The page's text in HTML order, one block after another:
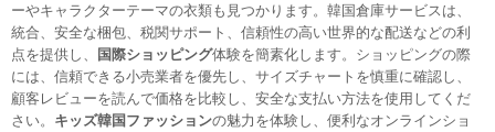
ーやキャラクターテーマの衣類も見つかります。韓国倉庫サービスは、
統合、安全な梱包、税関サポート、信頼性の高い世界的な配送などの利
点を提供し、
国際ショッピング体験を簡素化します。ショッピングの際
には、信頼できる小売業者を優先し、サイズチャートを慎重に確認し、
顧客レビューを読んで価格を比較し、安全な支払い方法を使用してくだ
さい。 キッズ韓国ファッションの魅力を体験し、便利なオンラインショ